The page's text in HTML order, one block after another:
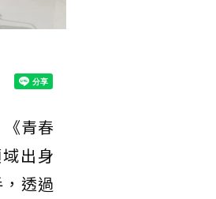
青春
出身
透過